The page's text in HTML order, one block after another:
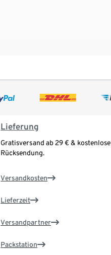
Lieferung
Gratisversand ab 29 € & kostenlose
Rücksendung.
Versandkosten
Lieferzeit
Versandpartner
Packstation